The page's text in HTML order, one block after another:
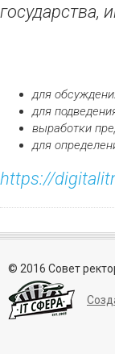
государства,
для
для
выработки
для
https://
© 2016 Совет